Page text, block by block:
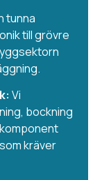
tunna
till grövre
Vi
bockning
kräver